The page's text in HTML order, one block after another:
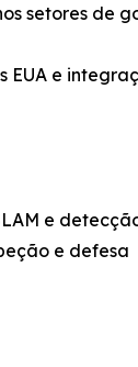
setores de
EUA e
e
e defesa